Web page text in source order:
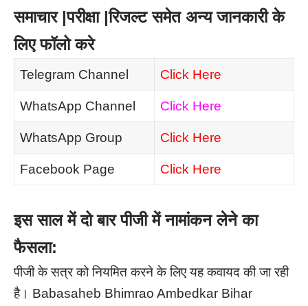
समाचार |परीक्षा |रिजल्ट समेत अन्य जानकारी के
लिए फॉलो करे
Telegram Channel Click Here
WhatsApp Channel Click Here
WhatsApp Group Click Here
Facebook Page Click Here
इस साल में दो बार पीजी में नामांकन लेने का
फैसला:
पीजी के सत्र को नियमित करने के लिए यह कवायद की जा रही
है। Babasaheb Bhimrao Ambedkar Bihar